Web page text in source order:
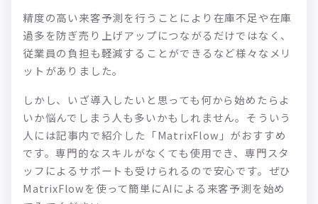
精度の高い来客予測を行うことにより在庫不足や在庫
過多を防ぎ売り上げアップにつながるだけではなく、
従業員の負担も軽減することができるなど様々なメリ
ットがありました。
しかし、いざ導入したいと思っても何から始めたらよ
いか悩んでしまう人も多いかもしれません。そういう
人には記事内で紹介した「MatrixFlow」がおすすめ
です。専門的なスキルがなくても使用でき、専門スタ
ッフによるサポートも受けられるので安心です。ぜひ
MatrixFlowを使って簡単にAIによる来客予測を始め